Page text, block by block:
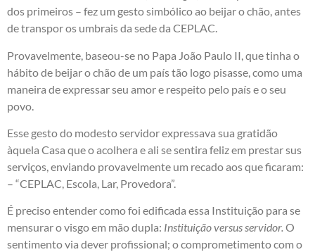
dos primeiros – fez um gesto simbólico ao beijar o chão, antes
de transpor os umbrais da sede da CEPLAC.
Provavelmente, baseou-se no Papa João Paulo II, que tinha o
hábito de beijar o chão de um país tão logo pisasse, como uma
maneira de expressar seu amor e respeito pelo país e o seu
povo.
Esse gesto do modesto servidor expressava sua gratidão
àquela Casa que o acolhera e ali se sentira feliz em prestar sus
serviços, enviando provavelmente um recado aos que ficaram:
– “CEPLAC, Escola, Lar, Provedora”.
É preciso entender como foi edificada essa Instituição para se
mensurar o visgo em mão dupla: Instituição versus servidor. O
sentimento via dever profissional; o comprometimento com o